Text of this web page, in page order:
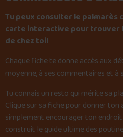
Tu peux consulter le palmarès
carte interactive pour trouver
de chez toi!
Chaque fiche te donne accès aux
moyenne, à ses commentaires et à
Tu connais un resto qui mérite sa
Clique sur sa fiche pour donner
simplement encourager ton
construit le guide ultime des